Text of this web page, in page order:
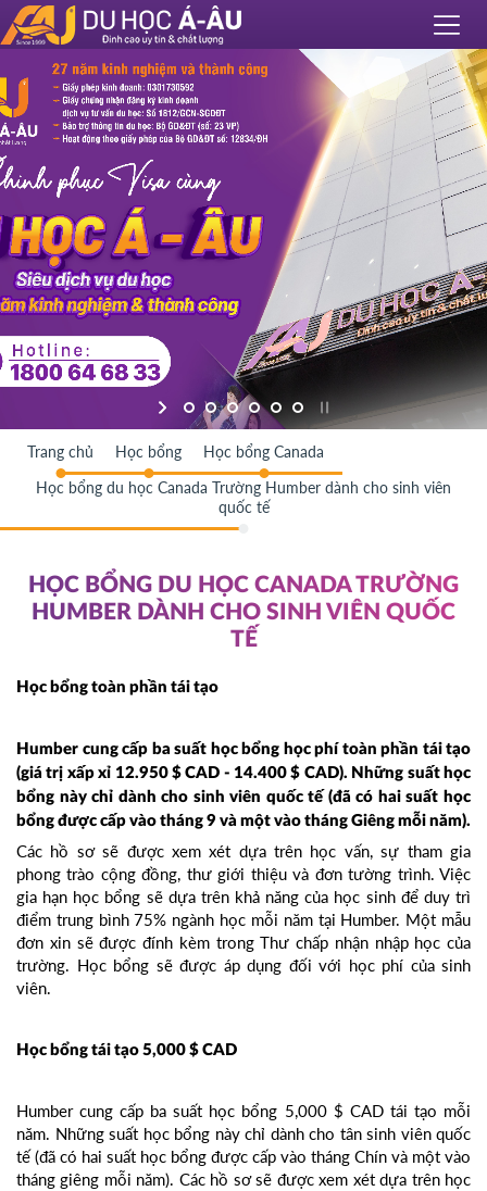
Trang chủ Học bổng Học bổng Canada
Học bổng du học Canada Trường Humber dành cho sinh viên
quốc tế
HỌC BỔNG DU HỌC CANADA TRƯỜNG
HUMBER DÀNH CHO SINH VIÊN QUỐC
TẾ
Học bổng toàn phần tái tạo
Humber cung cấp ba suất học bổng học phí toàn phần tái tạo
(giá trị xấp xỉ 12.950 $ CAD - 14.400 $ CAD). Những suất học
bổng này chỉ dành cho sinh viên quốc tế (đã có hai suất học
bổng được cấp vào tháng 9 và một vào tháng Giêng mỗi năm).
Các hồ sơ sẽ được xem xét dựa trên học vấn, sự tham gia
phong trào cộng đồng, thư giới thiệu và đơn tường trình. Việc
gia hạn học bổng sẽ dựa trên khả năng của học sinh để duy trì
điểm trung bình 75% ngành học mỗi năm tại Humber. Một mẫu
đơn xin sẽ được đính kèm trong Thư chấp nhận nhập học của
trường. Học bổng sẽ được áp dụng đối với học phí của sinh
viên.
Học bổng tái tạo 5,000 $ CAD
Humber cung cấp ba suất học bổng 5,000 $ CAD tái tạo mỗi
năm. Những suất học bổng này chỉ dành cho tân sinh viên quốc
tế (đã có hai suất học bổng được cấp vào tháng Chín và một vào
tháng giêng mỗi năm). Các hồ sơ sẽ được xem xét dựa trên học